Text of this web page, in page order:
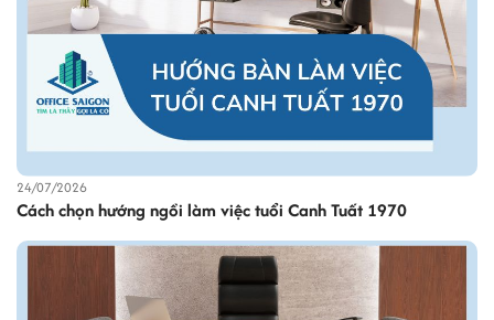
24/07/2026
Cách chọn hướng ngồi làm việc tuổi Canh Tuất 1970